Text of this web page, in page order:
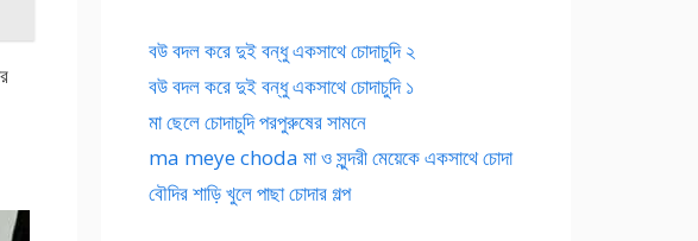
বউ বদল করে দুই বন্ধু একসাথে চোদাচুদি ২
বউ বদল করে দুই বন্ধু একসাথে চোদাচুদি ১
মা ছেলে চোদাচুদি পরপুরুষের সামনে
ma meye choda মা ও সুন্দরী মেয়েকে একসাথে চোদা
বৌদির শাড়ি খুলে পাছা চোদার গল্প